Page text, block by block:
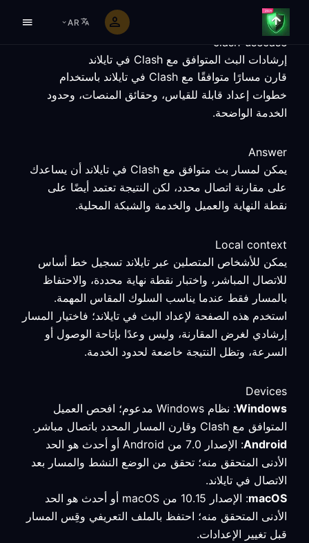
AR
clash-usecase
إرشادات البث المتوافق مع Clash في تايلاند
قارن مسارًا متوافقًا مع Clash في تايلاند باستخدام
خطوات إعداد قابلة للقياس، وحقائق المنصات، وحدود
الخدمة الواضحة.
Answer
يمكن لمسار بث متوافق مع Clash في تايلاند أن يساعدك
على مقارنة اتصال محدد، لكن النتيجة تعتمد أيضًا على
نقطة النهاية والعميل والخدمة والشبكة المحلية.
Local context
يمكن للأشخاص المتصلين عبر تايلاند تسجيل خط أساس
للاتصال المباشر، واختبار نقطة نهاية محددة، والاحتفاظ
بالمسار فقط عندما يناسب السلوك المقاس المهمة.
استخدم هذه الصفحة لإعداد البث في تايلاند؛ فاختيار المسار
إرشادي لغرض المقارنة، وليس وعدًا بإتاحة الوصول أو
السرعة، وتظل النتيجة خاضعة لحدود الخدمة.
Devices
Windows
: نظام Windows مدعوم؛ افحص العميل
المتوافق مع Clash وقارن المسار المحدد باتصال مباشر.
Android
: الإصدار 7.0 من Android أو أحدث هو الحد
الأدنى المتحقق منه؛ تحقق من الوضع النشط والمسار بعد
الاتصال في تايلاند.
macOS
: الإصدار 10.15 من macOS أو أحدث هو الحد
الأدنى المتحقق منه؛ احتفظ بالملف التعريفي وقِس المسار
قبل تغيير الإعدادات.